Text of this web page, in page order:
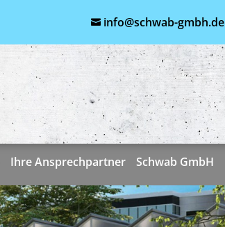
 info@schwab-gmbh.de
Ihre Ansprechpartner Schwab GmbH